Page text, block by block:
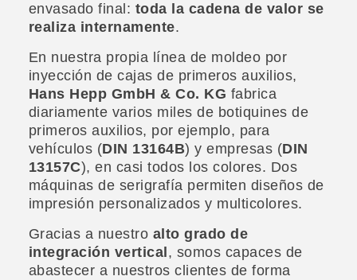
envasado final: toda la cadena de valor se
realiza internamente.
En nuestra propia línea de moldeo por
inyección de cajas de primeros auxilios,
Hans Hepp GmbH & Co. KG fabrica
diariamente varios miles de botiquines de
primeros auxilios, por ejemplo, para
vehículos (DIN 13164B) y empresas (DIN
13157C), en casi todos los colores. Dos
máquinas de serigrafía permiten diseños de
impresión personalizados y multicolores.
Gracias a nuestro alto grado de
integración vertical , somos capaces de
abastecer a nuestros clientes de forma